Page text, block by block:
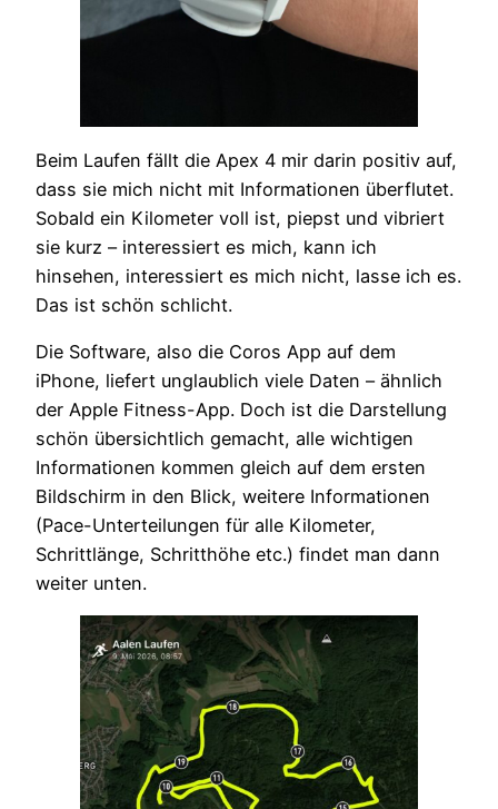
Beim Laufen fällt die Apex 4 mir darin positiv auf,
dass sie mich nicht mit Informationen überflutet.
Sobald ein Kilometer voll ist, piepst und vibriert
sie kurz – interessiert es mich, kann ich
hinsehen, interessiert es mich nicht, lasse ich es.
Das ist schön schlicht.
Die Software, also die Coros App auf dem
iPhone, liefert unglaublich viele Daten – ähnlich
der Apple Fitness-App. Doch ist die Darstellung
schön übersichtlich gemacht, alle wichtigen
Informationen kommen gleich auf dem ersten
Bildschirm in den Blick, weitere Informationen
(Pace-Unterteilungen für alle Kilometer,
Schrittlänge, Schritthöhe etc.) findet man dann
weiter unten.